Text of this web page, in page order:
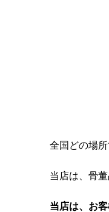
全国どの場
当店は、骨
当店は、お